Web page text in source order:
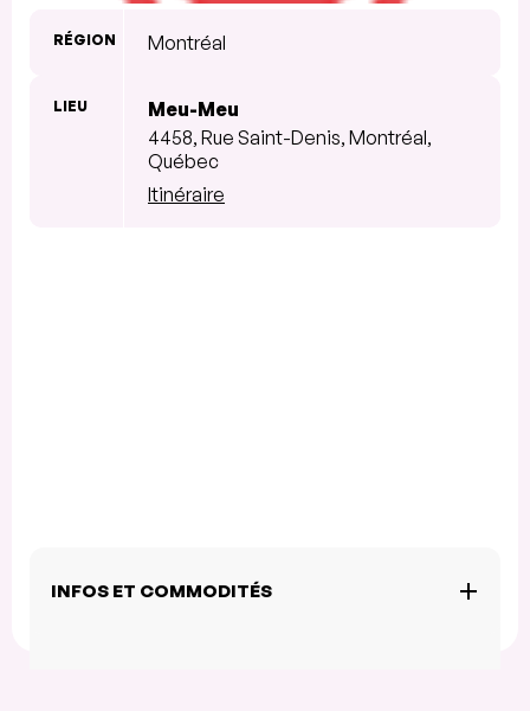
RÉGION Montréal
LIEU
Meu-Meu
4458, Rue Saint-Denis, Montréal,
Québec
Itinéraire
INFOS ET COMMODITÉS